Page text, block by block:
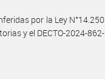
por la Ley N°14.250
y el DECTO-2024-862-